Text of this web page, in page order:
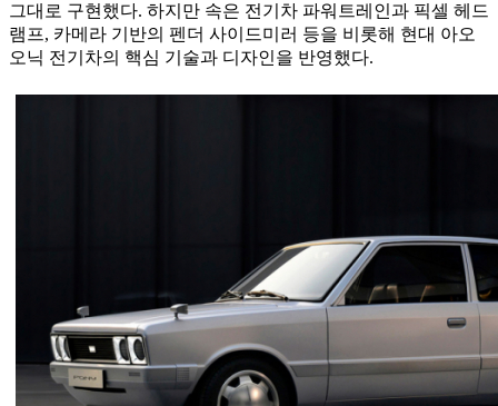
그대로 구현했다. 하지만 속은 전기차 파워트레인과 픽셀 헤드
램프, 카메라 기반의 펜더 사이드미러 등을 비롯해 현대 아오
오닉 전기차의 핵심 기술과 디자인을 반영했다.